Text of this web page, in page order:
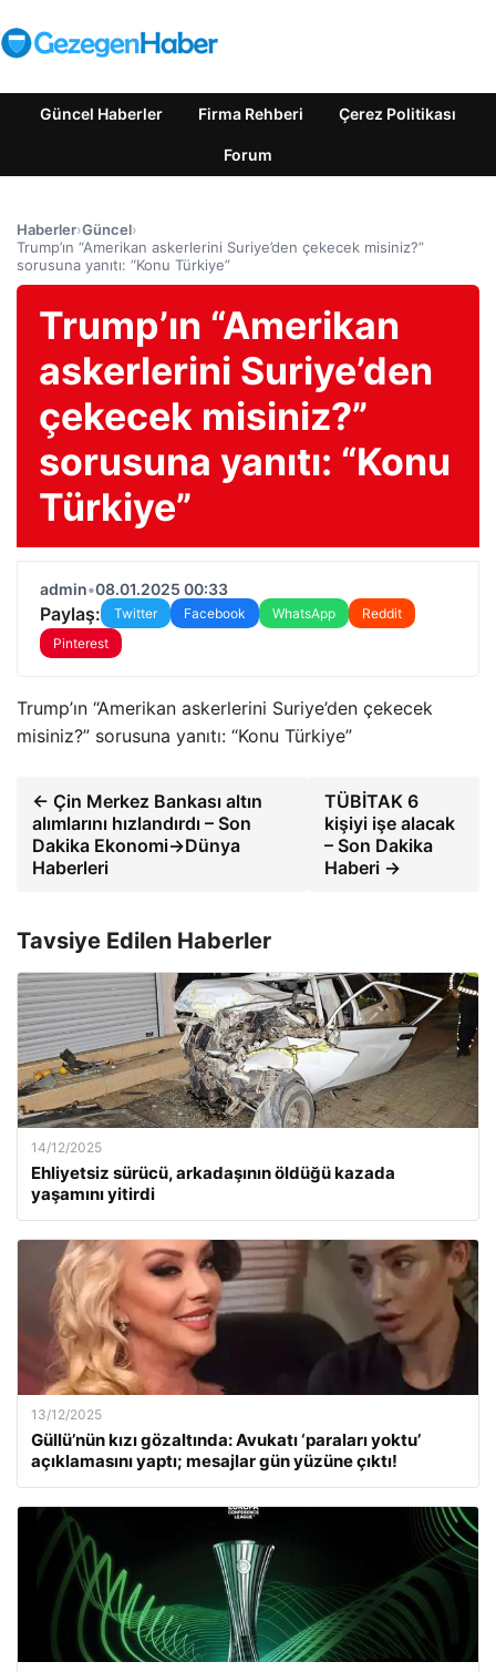
Güncel Haberler Firma Rehberi Çerez Politikası
Forum
Haberler›Güncel›
Trump’ın “Amerikan askerlerini Suriye’den çekecek misiniz?”
sorusuna yanıtı: “Konu Türkiye”
Trump’ın “Amerikan
askerlerini Suriye’den
çekecek misiniz?”
sorusuna yanıtı: “Konu
Türkiye”
admin•08.01.2025 00:33
Paylaş: Twitter Facebook WhatsApp
Reddit
Pinterest
Trump’ın “Amerikan askerlerini Suriye’den çekecek
misiniz?” sorusuna yanıtı: “Konu Türkiye”
← Çin Merkez Bankası altın
alımlarını hızlandırdı – Son
Dakika Ekonomi->Dünya
Haberleri
TÜBİTAK 6
kişiyi işe alacak
– Son Dakika
Haberi →
Tavsiye Edilen Haberler
14/12/2025
Ehliyetsiz sürücü, arkadaşının öldüğü kazada
yaşamını yitirdi
13/12/2025
Güllü’nün kızı gözaltında: Avukatı ‘paraları yoktu’
açıklamasını yaptı; mesajlar gün yüzüne çıktı!